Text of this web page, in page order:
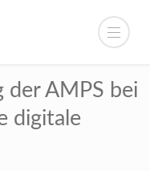
AMPS bei
digitale